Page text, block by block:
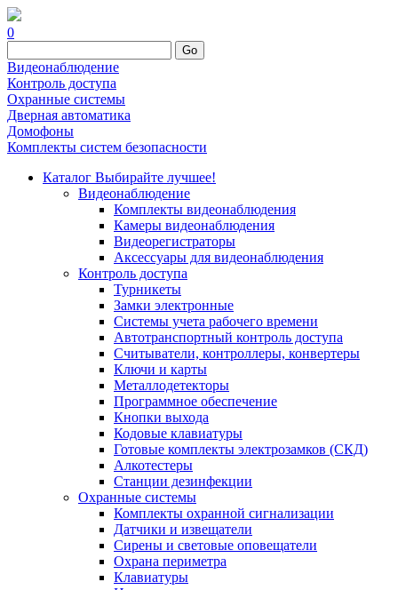
0
Go
Видеонаблюдение
Контроль доступа
Охранные системы
Дверная автоматика
Домофоны
Комплекты систем безопасности
Каталог Выбирайте лучшее!
Видеонаблюдение
Комплекты видеонаблюдения
Камеры видеонаблюдения
Видеорегистраторы
Аксессуары для видеонаблюдения
Контроль доступа
Турникеты
Замки электронные
Системы учета рабочего времени
Автотранспортный контроль доступа
Считыватели, контроллеры, конвертеры
Ключи и карты
Металлодетекторы
Программное обеспечение
Кнопки выхода
Кодовые клавиатуры
Готовые комплекты электрозамков (СКД)
Алкотестеры
Станции дезинфекции
Охранные системы
Комплекты охранной сигнализации
Датчики и извещатели
Сирены и световые оповещатели
Охрана периметра
Клавиатуры